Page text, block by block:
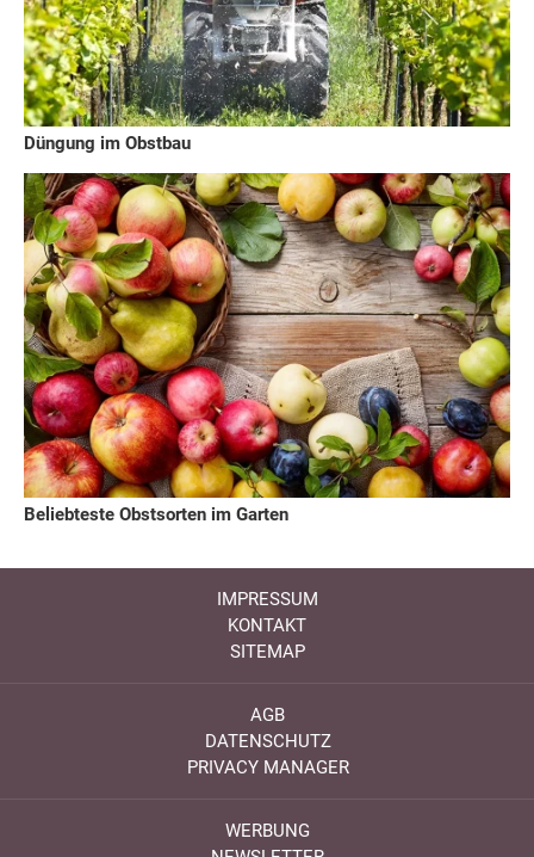
Düngung im Obstbau
Beliebteste Obstsorten im Garten
IMPRESSUM
KONTAKT
SITEMAP
AGB
DATENSCHUTZ
PRIVACY MANAGER
WERBUNG